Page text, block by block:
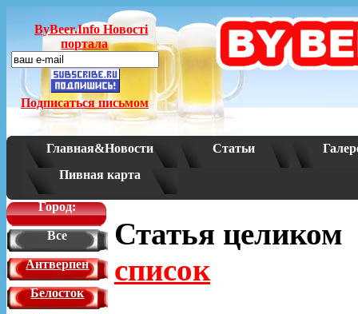
ByBeer.Info Новостi
портала
Подписаться письмом
Главная&Новости Статьи
Пивная карта
Город:
Все
Антверпен
Белосток
Статья
список